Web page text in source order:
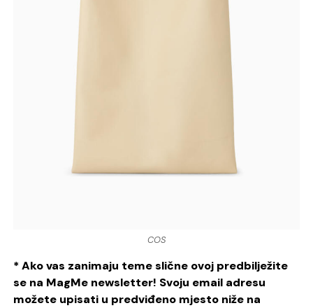
COS
* Ako vas zanimaju teme slične ovoj predbilježite
se na MagMe newsletter! Svoju email adresu
možete upisati u predviđeno mjesto niže na